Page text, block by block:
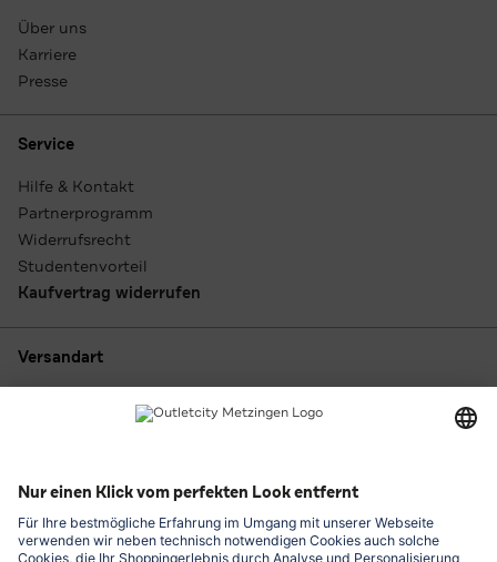
Über uns
Karriere
Presse
Service
Hilfe & Kontakt
Partnerprogramm
Widerrufsrecht
Studentenvorteil
Kaufvertrag widerrufen
Versandart